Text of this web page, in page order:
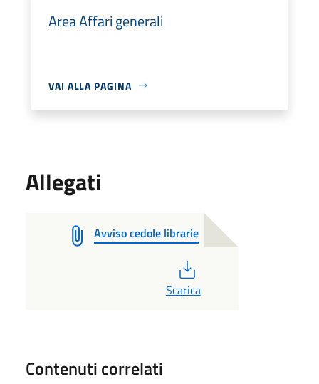
Area Affari generali
VAI ALLA PAGINA
Allegati
Avviso cedole librarie
Scarica
Contenuti correlati